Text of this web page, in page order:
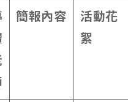
簡報內容
活動花
絮